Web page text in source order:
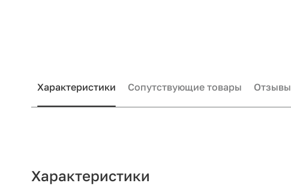
Характеристики Сопутствующие товары Отзывы
Характеристики